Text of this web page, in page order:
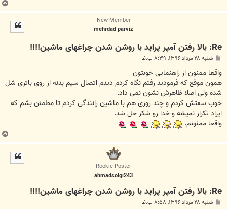
New Member
mehrdad parviz
Re: بالا رفتن آمپر پراید با روشن شدن چراغهای ماشین!!!!
ت
شنبه ۲۸ مرداد ۱۳۹۶, ۸:۳۹ ب.ظ
واقعا ممنون از راهنمایی خوبتون
همون موقع که فرمودید رفتم نگاه کردم دیدم اتصال سیم بدنه از روی باتری شل
شده ولی اصلا ظاهرش نشون نمی داد.
خوب سفتش کردم و چند روزی هم با ماشین رانندگی کردم تا مطمئن بشم که
ایراد تکرار نمیشه و خدا رو شکر حل شد.
واقعا ممنونم.
Rookie Poster
ahmadsolgi243
Re: بالا رفتن آمپر پراید با روشن شدن چراغهای ماشین!!!!
شنبه ۲۸ مرداد ۱۳۹۶, ۸:۵۸ ب.ظ